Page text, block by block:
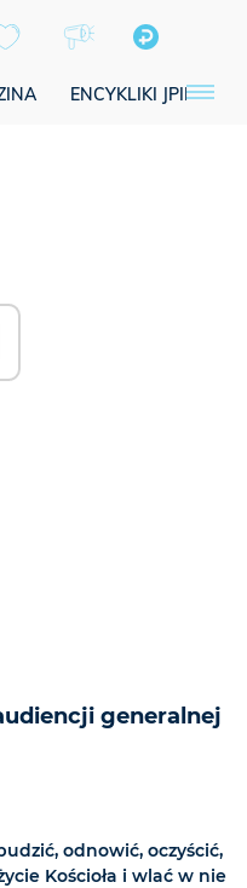
ENCYKLIKI JPII
generalnej
odnowić, oczyścić,
Kościoła i wlać w nie